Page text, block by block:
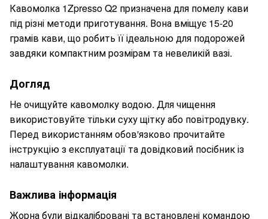
Кавомолка 1Zpresso Q2 призначена для помелу кави
під різні методи приготування. Вона вміщує 15-20
грамів кави, що робить її ідеальною для подорожей
завдяки компактним розмірам та невеликій вазі.
Догляд
Не очищуйте кавомолку водою. Для чищення
використовуйте тільки суху щітку або повітродувку.
Перед використанням обов'язково прочитайте
інструкцію з експлуатації та довідковий посібник із
налаштування кавомолки.
Важлива інформація
Жорна були відкалібровані та встановлені командою